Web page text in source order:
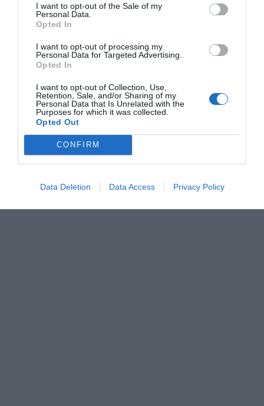
I want to opt-out of the Sale of my
Personal Data.
Opted In
I want to opt-out of processing my
Personal Data for Targeted Advertising.
Opted In
I want to opt-out of Collection, Use,
Retention, Sale, and/or Sharing of my
Personal Data that Is Unrelated with the
Purposes for which it was collected.
Opted Out
CONFIRM
Data Deletion Data Access Privacy Policy
Pero los hábitos están cambiando. Los datos de
forma física únicamente, mientras que el 30% solo
comprará online, el resto (64%) combinarán ambas
formas de comprar.